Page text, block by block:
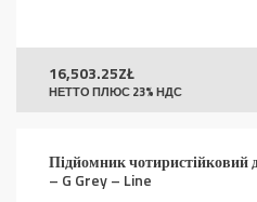
16,503.25ZŁ
НЕТТО ПЛЮС 23% НДС
Підйомник чотиристійковий
– G Grey – Line